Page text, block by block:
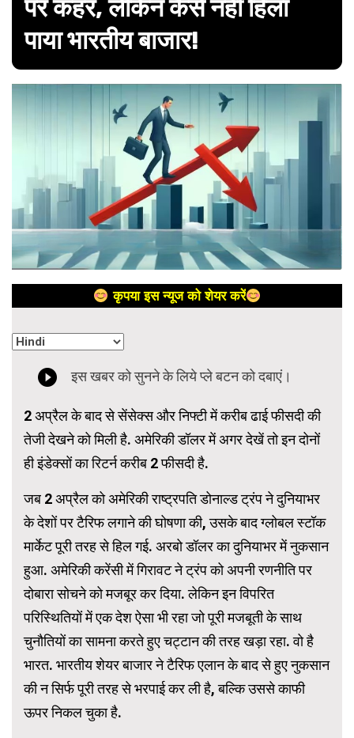
पर कहर, लेकिन कैसे नहीं हिला
पाया भारतीय बाजार!
कृपया इस न्यूज को शेयर करें
2 अप्रैल के बाद से सेंसेक्स और निफ्टी में करीब ढाई फीसदी की
तेजी देखने को मिली है. अमेरिकी डॉलर में अगर देखें तो इन दोनों
ही इंडेक्सों का रिटर्न करीब 2 फीसदी है.
जब 2 अप्रैल को अमेरिकी राष्ट्रपति डोनाल्ड ट्रंप ने दुनियाभर
के देशों पर टैरिफ लगाने की घोषणा की, उसके बाद ग्लोबल स्टॉक
मार्केट पूरी तरह से हिल गई. अरबो डॉलर का दुनियाभर में नुकसान
हुआ. अमेरिकी करेंसी में गिरावट ने ट्रंप को अपनी रणनीति पर
दोबारा सोचने को मजबूर कर दिया. लेकिन इन विपरित
परिस्थितियों में एक देश ऐसा भी रहा जो पूरी मजबूती के साथ
चुनौतियों का सामना करते हुए चट्टान की तरह खड़ा रहा. वो है
भारत. भारतीय शेयर बाजार ने टैरिफ एलान के बाद से हुए नुकसान
की न सिर्फ पूरी तरह से भरपाई कर ली है, बल्कि उससे काफी
ऊपर निकल चुका है.